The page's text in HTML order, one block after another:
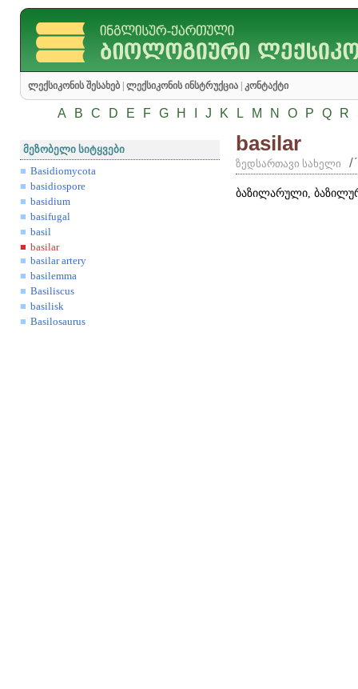
ლექსიკონის შესახებ ლექსიკონის ინსტრუქცია კონტაქტი
A B C D E F G H J K L M N O P Q R
მეზობელი სიტყვები
Basidiomycota
basidiospore
basidium
basifugal
basil
basilar
basilar artery
basilemma
Basiliscus
basilisk
Basilosaurus
basilar
ზედსართავი სახელი /
ბაზილარული,